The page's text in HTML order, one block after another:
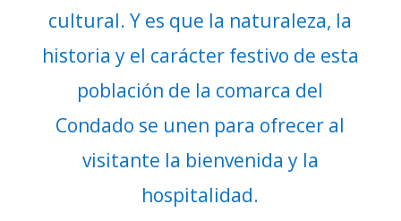
cultural. Y es que la naturaleza, la
historia y el carácter festivo de esta
población de la comarca del
Condado se unen para ofrecer al
visitante la bienvenida y la
hospitalidad.